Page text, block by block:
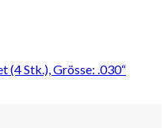
Stk.), Grösse: .030“